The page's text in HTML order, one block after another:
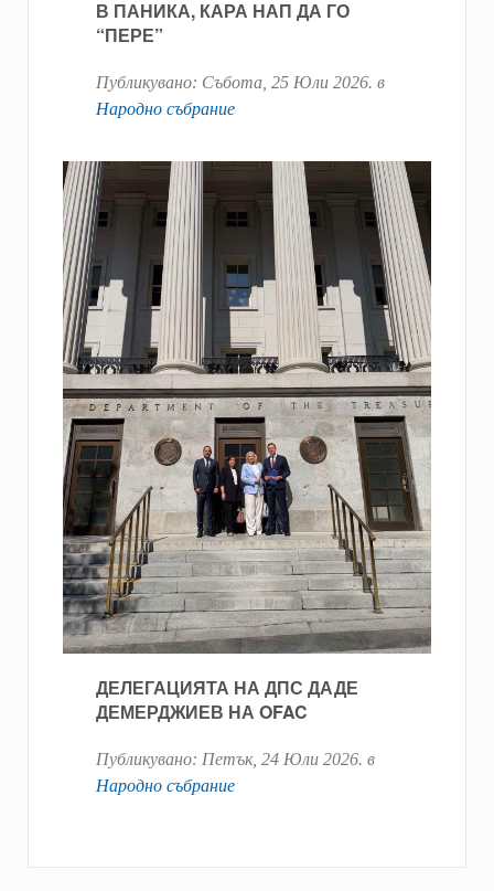
В ПАНИКА, КАРА НАП ДА ГО
“ПЕРЕ”
Публикувано: Събота, 25 Юли 2026. в
Народно събрание
ДЕЛЕГАЦИЯТА НА ДПС ДАДЕ
ДЕМЕРДЖИЕВ НА OFAC
Публикувано: Петък, 24 Юли 2026. в
Народно събрание